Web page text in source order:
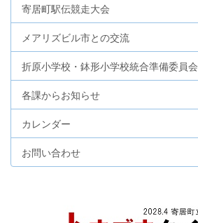
寄居町駅伝競走大会
メアリズビル市との交流
折原小学校・鉢形小学校統合準備委員会
各課からお知らせ
カレンダー
お問い合わせ